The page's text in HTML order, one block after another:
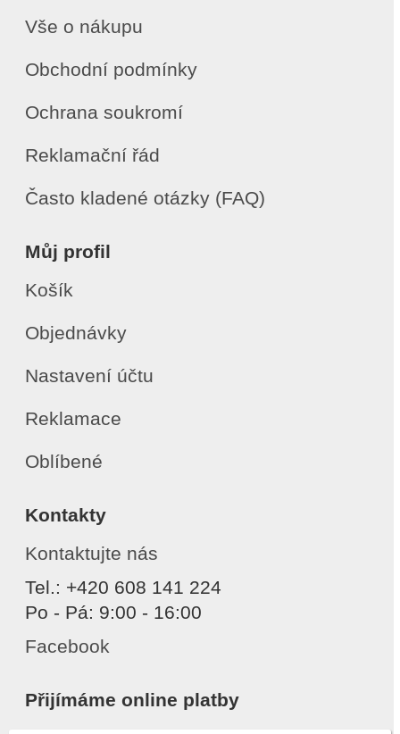
Vše o nákupu
Obchodní podmínky
Ochrana soukromí
Reklamační řád
Často kladené otázky (FAQ)
Můj profil
Košík
Objednávky
Nastavení účtu
Reklamace
Oblíbené
Kontakty
Kontaktujte nás
Tel.: +420 608 141 224
Po - Pá: 9:00 - 16:00
Facebook
Přijímáme online platby